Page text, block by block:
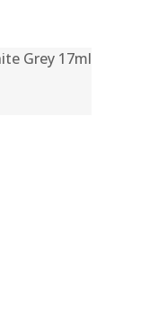
Grey 17ml